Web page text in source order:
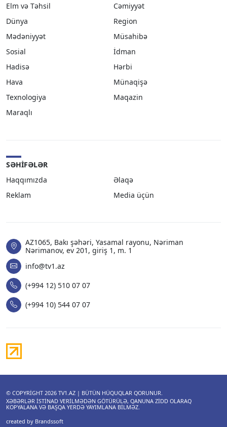
Elm və Təhsil
Cəmiyyət
Dünya
Region
Mədəniyyət
Müsahibə
Sosial
İdman
Hadisə
Hərbi
Hava
Münaqişə
Texnologiya
Maqazin
Maraqlı
SƏHIFƏLƏR
Haqqımızda
Əlaqə
Reklam
Media üçün
AZ1065, Bakı şəhəri, Yasamal rayonu, Nəriman
Nərimanov, ev 201, giriş 1, m. 1
info@tv1.az
(+994 12) 510 07 07
(+994 10) 544 07 07
© COPYRIGHT 2026 TV1.AZ | BÜTÜN HÜQUQLAR QORUNUR.
XƏBƏRLƏR ISTINAD VERILMƏDƏN GÖTÜRÜLƏ, QANUNA ZIDD OLARAQ
KOPYALANA VƏ BAŞQA YERDƏ YAYIMLANA BILMƏZ.
created by Brandssoft